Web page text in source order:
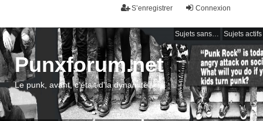
Connexion
S’enregistrer
Sujets sans réponse Sujets actifs
Punxforum.net
Le punk, avant, c'était d'la dynamite !